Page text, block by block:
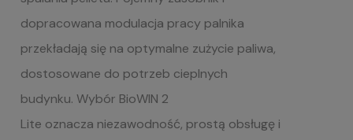
dopracowana modulacja pracy palnika
przekładają się na optymalne zużycie paliwa,
dostosowane do potrzeb cieplnych
budynku. Wybór BioWIN 2
Lite oznacza niezawodność, prostą obsługę i